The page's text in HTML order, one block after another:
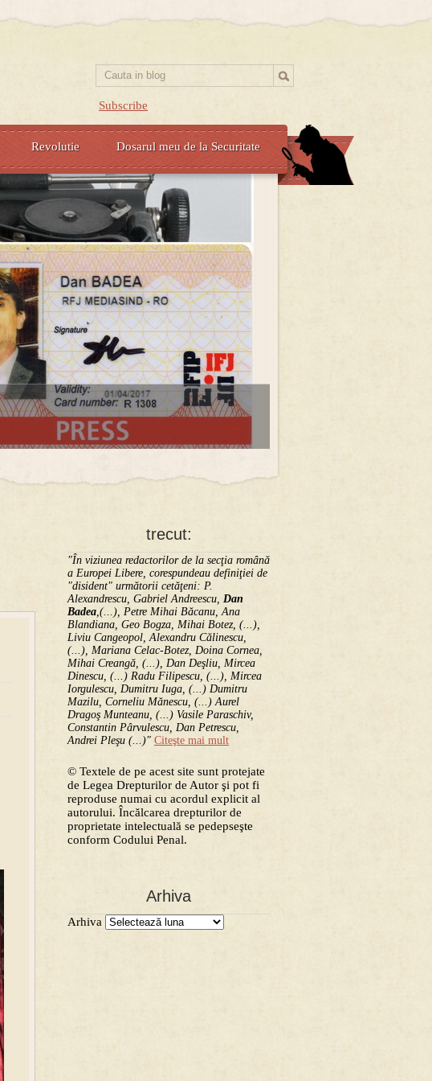
Subscribe
Revolutie Dosarul meu de la Securitate
trecut:
"În viziunea redactorilor de la secţia română
a Europei Libere, corespundeau definiţiei de
"disident" următorii ce­tă­ţeni: P.
Alexandrescu, Gabriel Andreescu, Dan
Badea,(...), Petre Mihai Băcanu, Ana
Blandiana, Geo Bogza, Mihai Botez, (...),
Liviu Cangeopol, Alexandru Călinescu,
(...), Mariana Celac-Botez, Doina Cornea,
Mihai Creangă, (...), Dan Deşliu, Mircea
Dinescu, (...) Radu Filipescu, (...), Mircea
Iorgulescu, Dumitru Iuga, (...) Dumitru
Mazilu, Corneliu Mănescu, (...) Aurel
Dragoş Munteanu, (...) Vasile Paraschiv,
Constantin Pârvulescu, Dan Petrescu,
Andrei Pleşu (...)" Citeşte mai mult
© Textele de pe acest site sunt protejate
de Legea Drepturilor de Autor şi pot fi
reproduse numai cu acordul explicit al
autorului. Încălcarea drepturilor de
proprietate intelectuală se pedepseşte
conform Codului Penal.
Arhiva
Arhiva